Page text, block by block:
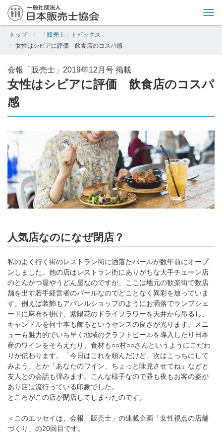
トップ
「販売士」トピックス
女性はシビアに評価 飲食店のコスパ感
会報「販売士」2019年12月号 掲載
女性はシビアに評価 飲食店のコスパ
感
人気店なのになぜ閉店？
私のよく行く街のレストラン街に洒落たバールが数年前にオープ
ンしました。他の店はレストラン街にありがちな大手チェーン店
のとんかつ屋やうどん屋なのですが、ここは地元の歓楽街で数店
舗を出す若手経営者のバールなのでどことなく異彩を放っていま
す。例えば装飾もアパレルショップのようにお洒落でランプシェ
ードに麻布を掛け、紫陽花のドライフラワーを天井から吊るし、
キャンドルを何十本も飾るというセンスの良さが光ります。メニ
ューも魅力的でいち早く地域のクラフトビールを導入したり日本
産のワインをそろえたり、食材も○○村○○さんというようにこだわ
りが伝わります。「今日はこれを頼んだけど、次はこっちにして
みよう」とか「あなたのワイン、ちょっと味見させてね」などと
友人との会話も弾みます。こんな様子なので昼も夜もお客の姿が
あり店は流行っている印象でした。
ところがこの店が閉店してしまったのです。
＜このエッセイは、会報「販売士」の連載企画「女性視点の店舗
づくり」の20回目です。